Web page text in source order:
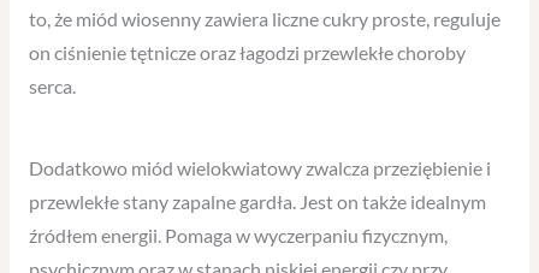
to, że miód wiosenny zawiera liczne cukry proste, reguluje
on ciśnienie tętnicze oraz łagodzi przewlekłe choroby
serca.
Dodatkowo miód wielokwiatowy zwalcza przeziębienie i
przewlekłe stany zapalne gardła. Jest on także idealnym
źródłem energii. Pomaga w wyczerpaniu fizycznym,